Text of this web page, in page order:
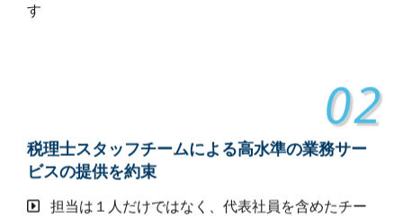
す
02
税理士スタッフチームによる高水準の業務サー
ビスの提供を約束
担当は１人だけではなく、代表社員を含めたチー